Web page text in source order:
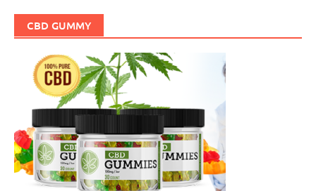
CBD GUMMY